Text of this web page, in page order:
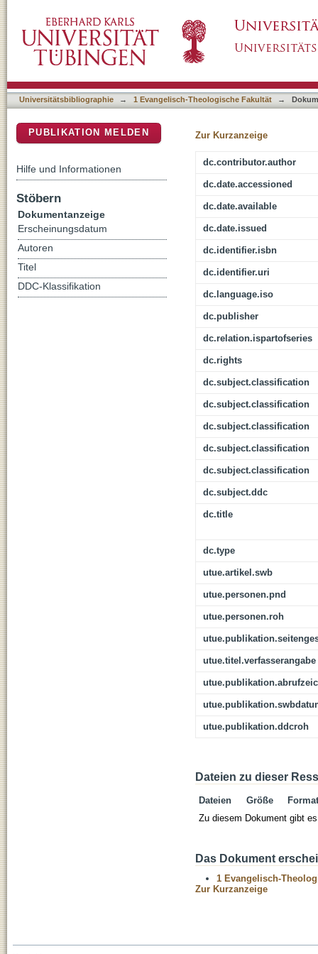
Universitätsbibliographie → 1 Evangelisch-Theologische Fakultät →
Zur Kurzanzeige
dc.contributor.author
dc.date.accessioned
dc.date.available
dc.date.issued
dc.identifier.isbn
dc.identifier.uri
dc.language.iso
dc.publisher
dc.relation.ispartofseries
dc.rights
dc.subject.classification
dc.subject.classification
dc.subject.classification
dc.subject.classification
dc.subject.classification
dc.subject.ddc
dc.title
dc.type
utue.artikel.swb
utue.personen.pnd
utue.personen.roh
utue.titel.verfasserangabe
utue.publikation.ddcroh
Dateien zu dieser
Dateien Größe
Format
Zu diesem Dokument gibt
Das Dokument
1 Evangelisch-
Zur Kurzanzeige
PUBLIKATION MELDEN
Hilfe und Informationen
Stöbern
Dokumentanzeige
Erscheinungsdatum
Autoren
Titel
DDC-Klassifikation